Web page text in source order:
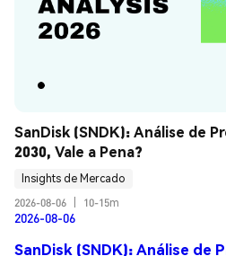
SanDisk (SNDK): Análise de
2030, Vale a Pena?
Insights de Mercado
2026-08-06
10-15m
2026-08-06
SanDisk (SNDK): Análise de